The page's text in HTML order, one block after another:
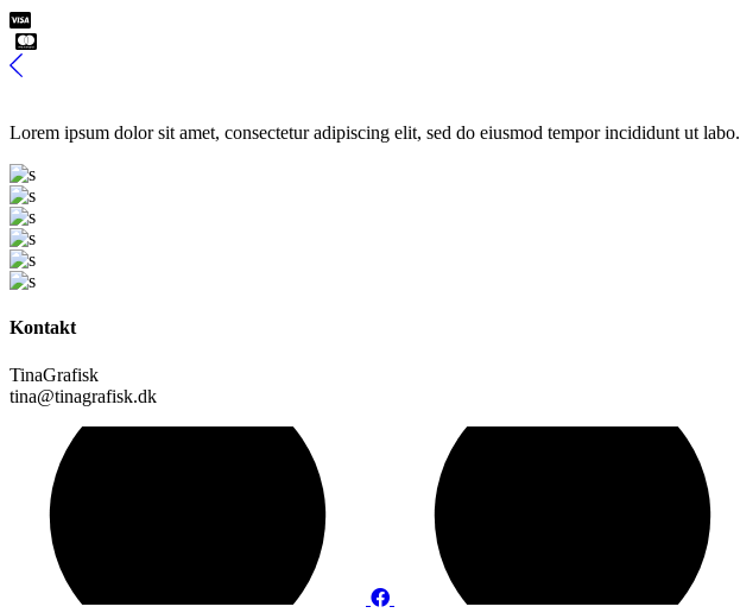
Lorem ipsum dolor sit amet, consectetur adipiscing elit, sed do eiusmod tempor incididunt ut labo.
Kontakt
TinaGrafisk
tina@tinagrafisk.dk